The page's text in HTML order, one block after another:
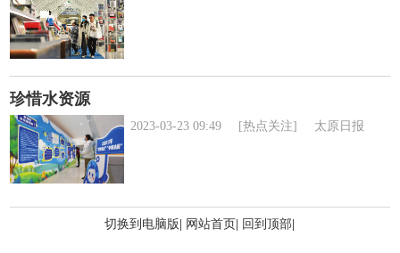
珍惜水资源
2023-03-23 09:49 [热点关注] 太原日报
切换到电脑版 网站首页 回到顶部